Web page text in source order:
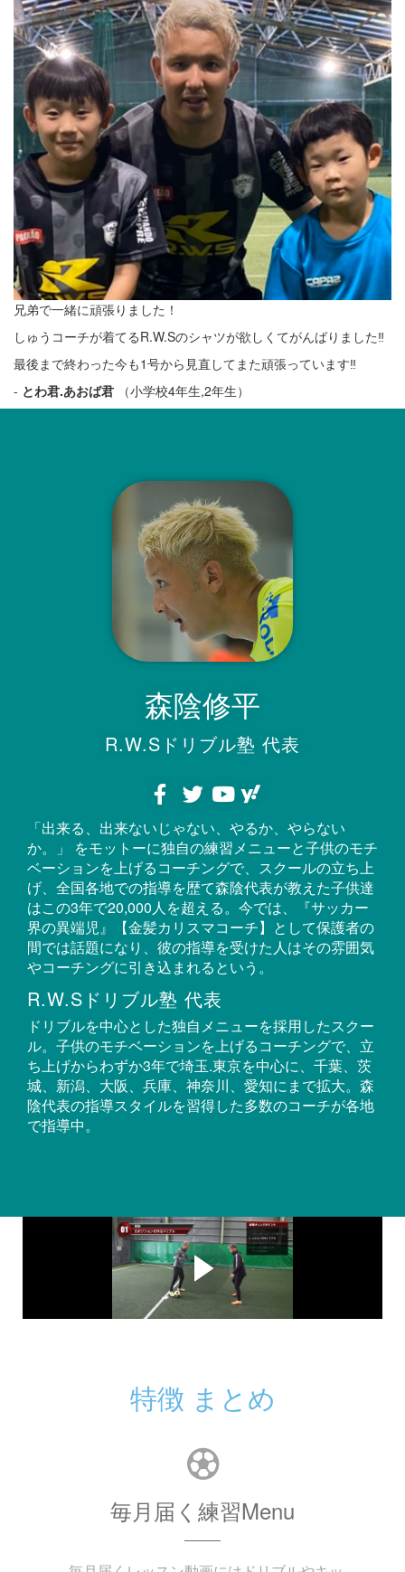
兄弟で一緒に頑張りました！
しゅうコーチが着てるR.W.Sのシャツが欲しくてがんばりました‼️
最後まで終わった今も1号から見直してまた頑張っています‼️
- とわ君.あおば君 （小学校4年生,2年生）
森陰修平
R.W.Sドリブル塾 代表
「出来る、出来ないじゃない、やるか、やらない
か。」 をモットーに独自の練習メニューと子供のモチ
ベーションを上げるコーチングで、スクールの立ち上
げ、全国各地での指導を歴て森陰代表が教えた子供達
はこの3年で20,000人を超える。今では、『サッカー
界の異端児』【金髪カリスマコーチ】として保護者の
間では話題になり、彼の指導を受けた人はその雰囲気
やコーチングに引き込まれるという。
R.W.Sドリブル塾 代表
ドリブルを中心とした独自メニューを採用したスクー
ル。子供のモチベーションを上げるコーチングで、立
ち上げからわずか3年で埼玉.東京を中心に、千葉、茨
城、新潟、大阪、兵庫、神奈川、愛知にまで拡大。森
陰代表の指導スタイルを習得した多数のコーチが各地
で指導中。
サンプル動画
1号 ０ポジションを作るドリブル
特徴 まとめ
毎月届く練習Menu